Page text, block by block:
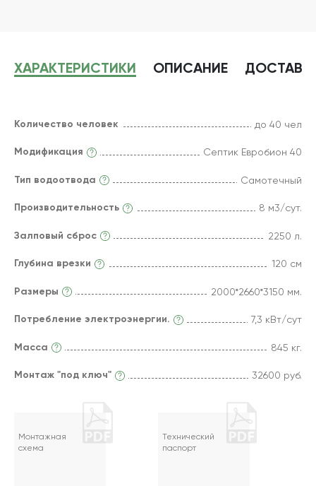
ХАРАКТЕРИСТИКИ ОПИСАНИЕ
Количество человек до 40 чел
Модификация Септик Евробион 40
Тип водоотвода Самотечный
Производительность 8 м3/сут.
Залповый сброс 2250 л.
Глубина врезки 120 см
Размеры 2000*2660*3150 мм.
Потребление электроэнергии. 7,3 кВт/сут
Масса 845 кг.
Монтаж "под ключ" 32600 руб.
Монтажная
схема
Технический
паспорт